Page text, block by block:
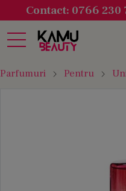
Contact: 0766
Parfumuri Pentru